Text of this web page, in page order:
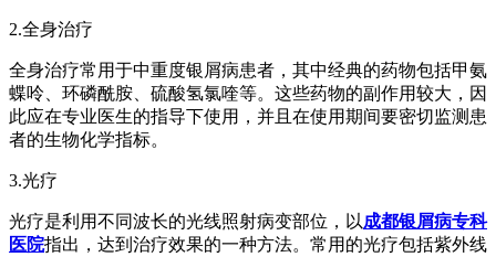
2.全身治疗
全身治疗常用于中重度银屑病患者，其中经典的药物包括甲氨
蝶呤、环磷酰胺、硫酸氢氯喹等。这些药物的副作用较大，因
此应在专业医生的指导下使用，并且在使用期间要密切监测患
者的生物化学指标。
3.光疗
光疗是利用不同波长的光线照射病变部位，以成都银屑病专科
医院指出，达到治疗效果的一种方法。常用的光疗包括紫外线